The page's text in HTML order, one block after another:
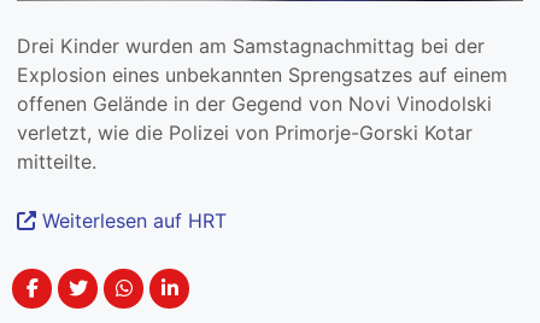
Drei Kinder wurden am Samstagnachmittag bei der
Explosion eines unbekannten Sprengsatzes auf einem
offenen Gelände in der Gegend von Novi Vinodolski
verletzt, wie die Polizei von Primorje-Gorski Kotar
mitteilte.
Weiterlesen auf HRT